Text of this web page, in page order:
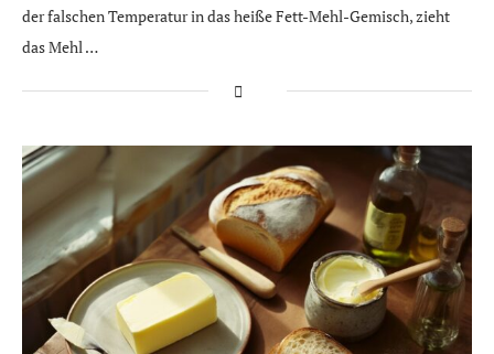
der falschen Temperatur in das heiße Fett-Mehl-Gemisch, zieht
das Mehl …